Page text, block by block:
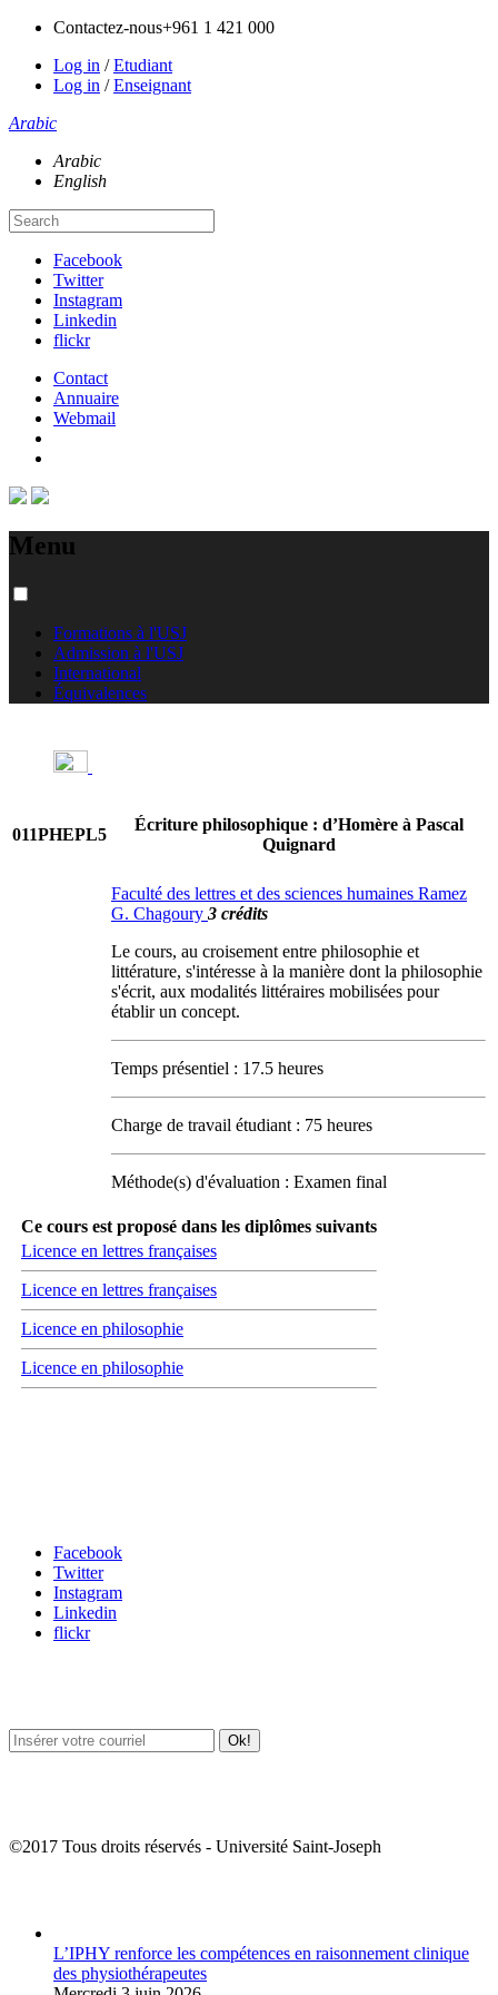
Contactez-nous+961 1 421 000
Log in /Etudiant
Log in /Enseignant
Arabic
Arabic
English
Facebook
Twitter
Instagram
Linkedin
flickr
Contact
Annuaire
Webmail
Menu
Formations à l'USJ
Admission à l'USJ
International
Équivalences
011PHEPL5
Écriture philosophique : d’Homère à Pascal
Quignard
Faculté des lettres et des sciences humaines Ramez
G. Chagoury 3 crédits
Le cours, au croisement entre philosophie et
littérature, s'intéresse à la manière dont la philosophie
s'écrit, aux modalités littéraires mobilisées pour
établir un concept.
Temps présentiel : 17.5 heures
Charge de travail étudiant : 75 heures
Méthode(s) d'évaluation : Examen final
Ce cours est proposé dans les diplômes suivants
Licence en lettres françaises
Licence en lettres françaises
Licence en philosophie
Licence en philosophie
Facebook
Twitter
Instagram
Linkedin
flickr
©2017 Tous droits réservés - Université Saint-Joseph
L’IPHY renforce les compétences en raisonnement clinique
des physiothérapeutes